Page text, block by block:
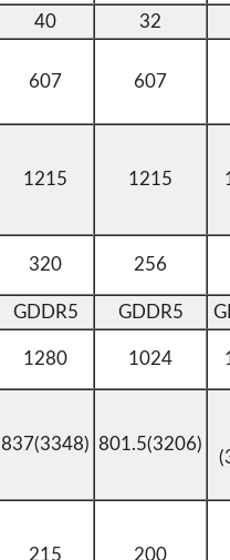
40
32
607 607
1215 1215
320 256
GDDR5 GDDR5
1280 1024
837(3348) 801.5(3206)
215 200